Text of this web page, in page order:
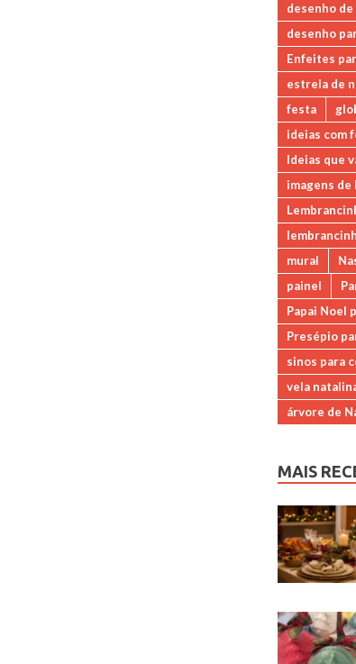
desenho
desenho
Enfeites
estrela de
festa
ideias com
Ideias que
imagens de
mural
painel
Papai Noel
Presépio
sinos para
vela
árvore de
MAIS